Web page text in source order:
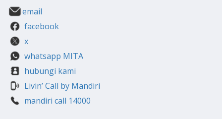
email
facebook
x
whatsapp MITA
hubungi kami
Livin’ Call by Mandiri
mandiri call 14000